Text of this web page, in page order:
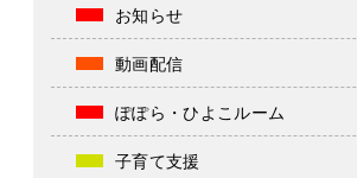
お知らせ
動画配信
ぽぽら・ひよこルーム
子育て支援